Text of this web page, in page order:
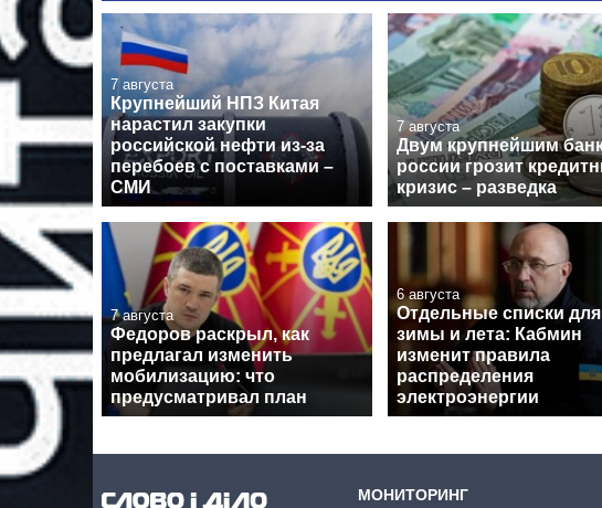
7 августа
Крупнейший НПЗ Китая
нарастил закупки
российской нефти из-за
перебоев с поставками –
СМИ
7 августа
Двум крупнейшим
россии грозит
кризис – разведка
7 августа
Федоров раскрыл, как
предлагал изменить
мобилизацию: что
предусматривал план
6 августа
Отдельные списки для
зимы и лета: Кабмин
изменит правила
распределения
электроэнергии
МОНИТОРИНГ